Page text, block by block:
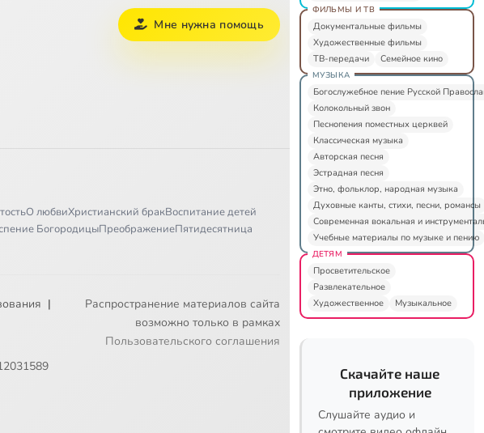
Мне нужна помощь
О любвиХристианский бракВоспитание детей
БогородицыПреображениеПятидесятница
|
Распространение материалов сайта
возможно только в рамках
Пользовательского соглашения
ФИЛЬМЫ И ТВ
Документальные фильмы
Художественные фильмы
ТВ-передачи
Семейное кино
МУЗЫКА
Богослужебное пение Русской
Колокольный звон
Песнопения поместных церквей
Классическая музыка
Авторская песня
Эстрадная песня
Этно, фольклор, народная музыка
Духовные канты, стихи, песни, романсы
Современная вокальная и
Учебные материалы по музыке и пению
ДЕТЯМ
Просветительское
Развлекательное
Художественное
Музыкальное
Скачайте наше
приложение
Слушайте аудио и